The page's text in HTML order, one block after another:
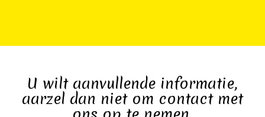
U wilt aanvullende informatie,
aarzel dan niet om contact met